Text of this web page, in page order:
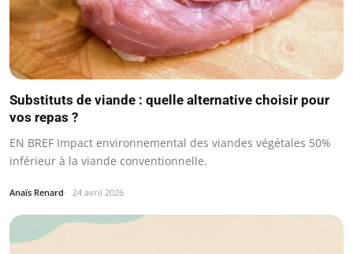
Substituts de viande : quelle alternative choisir pour
vos repas ?
EN BREF Impact environnemental des viandes végétales 50%
inférieur à la viande conventionnelle.
Anaïs Renard 24 avril 2026